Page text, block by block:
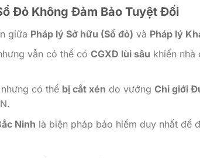
Đỏ Không Đảm Bảo Tuyệt Đối
giữa Pháp lý Sở hữu (Sổ đỏ) và Pháp lý
vẫn có thể có CGXD lùi sâu khiến nhà
có thể bị cắt xén do vướng Chỉ giới
Ninh là biện pháp bảo hiểm duy nhất để